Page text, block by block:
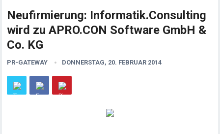
Neufirmierung: Informatik.Consulting
wird zu APRO.CON Software GmbH &
Co. KG
PR-GATEWAY DONNERSTAG, 20. FEBRUAR 2014